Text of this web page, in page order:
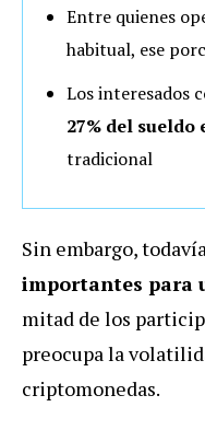
Entre quienes
habitual, ese
Los interesados
27% del sueldo
tradicional
Sin embargo,
importantes para
mitad de los
preocupa la
criptomonedas.